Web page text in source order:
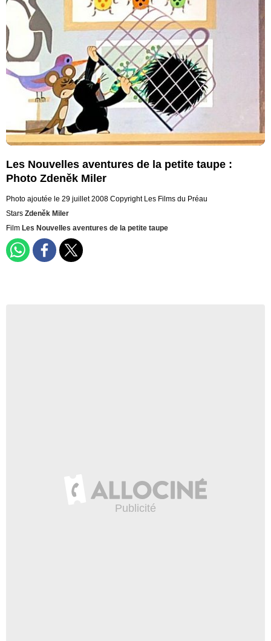
Les Nouvelles aventures de la petite taupe :
Photo Zdeněk Miler
Photo ajoutée le 29 juillet 2008 Copyright Les Films du Préau
Stars Zdeněk Miler
Film Les Nouvelles aventures de la petite taupe